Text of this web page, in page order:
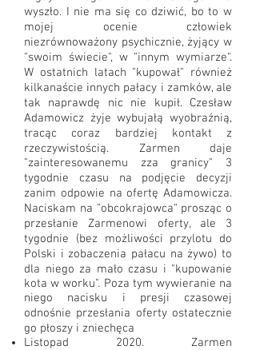
wyszło. I nie ma się co dziwić, bo to w
mojej ocenie człowiek
niezrównoważony psychicznie, żyjący w
"swoim świecie", w "innym wymiarze".
W ostatnich latach "kupował" również
kilkanaście innych pałacy i zamków, ale
tak naprawdę nic nie kupił. Czesław
Adamowicz żyje wybujałą wyobraźnią,
tracąc coraz bardziej kontakt z
rzeczywistością. Zarmen daje
"zainteresowanemu zza granicy" 3
tygodnie czasu na podjęcie decyzji
zanim odpowie na ofertę Adamowicza.
Naciskam na "obcokrajowca" prosząc o
przesłanie Zarmenowi oferty, ale 3
tygodnie (bez możliwości przylotu do
Polski i zobaczenia pałacu na żywo) to
dla niego za mało czasu i "kupowanie
kota w worku". Poza tym wywieranie na
niego nacisku i presji czasowej
odnośnie przesłania oferty ostatecznie
go płoszy i zniechęca
Listopad 2020. Zarmen